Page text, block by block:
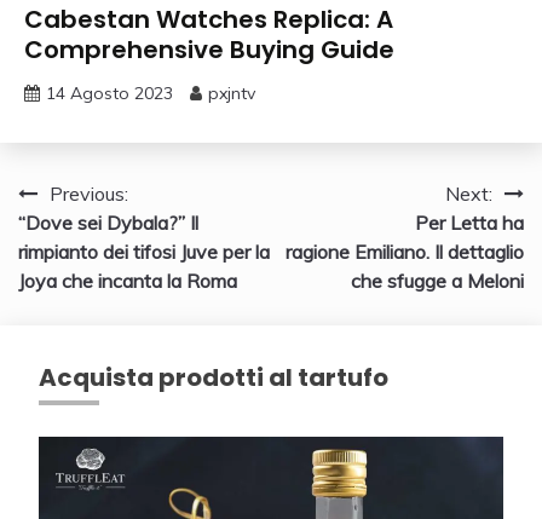
Cabestan Watches Replica: A
Comprehensive Buying Guide
14 Agosto 2023 pxjntv
Navigazione
articoli
Previous:
“Dove sei Dybala?” Il
rimpianto dei tifosi Juve per la
Joya che incanta la Roma
Next:
Per Letta ha
ragione Emiliano. Il dettaglio
che sfugge a Meloni
Acquista prodotti al tartufo